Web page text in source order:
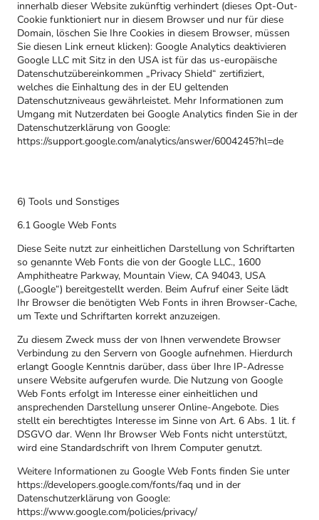
innerhalb dieser Website zukünftig verhindert (dieses Opt-Out-
Cookie funktioniert nur in diesem Browser und nur für diese
Domain, löschen Sie Ihre Cookies in diesem Browser, müssen
Sie diesen Link erneut klicken): Google Analytics deaktivieren
Google LLC mit Sitz in den USA ist für das us-europäische
Datenschutzübereinkommen „Privacy Shield“ zertifiziert,
welches die Einhaltung des in der EU geltenden
Datenschutzniveaus gewährleistet. Mehr Informationen zum
Umgang mit Nutzerdaten bei Google Analytics finden Sie in der
Datenschutzerklärung von Google:
https://support.google.com/analytics/answer/6004245?hl=de
6) Tools und Sonstiges
6.1 Google Web Fonts
Diese Seite nutzt zur einheitlichen Darstellung von Schriftarten
so genannte Web Fonts die von der Google LLC., 1600
Amphitheatre Parkway, Mountain View, CA 94043, USA
(„Google“) bereitgestellt werden. Beim Aufruf einer Seite lädt
Ihr Browser die benötigten Web Fonts in ihren Browser-Cache,
um Texte und Schriftarten korrekt anzuzeigen.
Zu diesem Zweck muss der von Ihnen verwendete Browser
Verbindung zu den Servern von Google aufnehmen. Hierdurch
erlangt Google Kenntnis darüber, dass über Ihre IP-Adresse
unsere Website aufgerufen wurde. Die Nutzung von Google
Web Fonts erfolgt im Interesse einer einheitlichen und
ansprechenden Darstellung unserer Online-Angebote. Dies
stellt ein berechtigtes Interesse im Sinne von Art. 6 Abs. 1 lit. f
DSGVO dar. Wenn Ihr Browser Web Fonts nicht unterstützt,
wird eine Standardschrift von Ihrem Computer genutzt.
Weitere Informationen zu Google Web Fonts finden Sie unter
https://developers.google.com/fonts/faq und in der
Datenschutzerklärung von Google:
https://www.google.com/policies/privacy/